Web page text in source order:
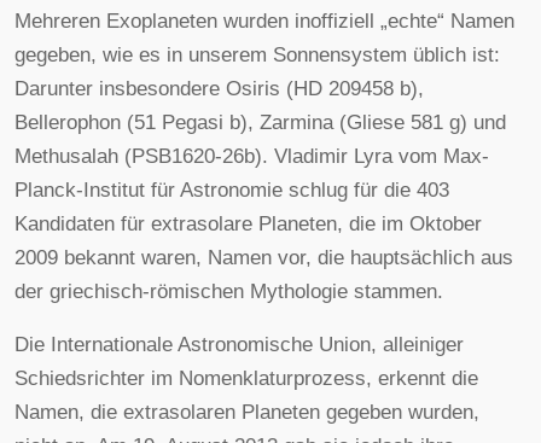
Mehreren Exoplaneten wurden inoffiziell „echte“ Namen
gegeben, wie es in unserem Sonnensystem üblich ist:
Darunter insbesondere Osiris (HD 209458 b),
Bellerophon (51 Pegasi b), Zarmina (Gliese 581 g) und
Methusalah (PSB1620-26b). Vladimir Lyra vom Max-
Planck-Institut für Astronomie schlug für die 403
Kandidaten für extrasolare Planeten, die im Oktober
2009 bekannt waren, Namen vor, die hauptsächlich aus
der griechisch-römischen Mythologie stammen.
Die Internationale Astronomische Union, alleiniger
Schiedsrichter im Nomenklaturprozess, erkennt die
Namen, die extrasolaren Planeten gegeben wurden,